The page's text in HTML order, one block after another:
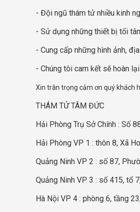
- Đội ngũ thám tử nhiều kinh
- Sử dụng những thiết bị tối
- Cung cấp những hình ảnh,
- Chúng tôi cam kết sẽ hoàn
Xin trân trọng cảm ơn quý khách
THÁM TỬ TÂM ĐỨC
Hải Phòng Trụ Sở Chính : Số
Hải Phòng VP 1 : thôn 8, Xã
Quảng Ninh VP 2 : số 87,
Quảng Ninh VP 3 : số 415, tổ
Hà Nội VP 4 : phòng 6, tầng